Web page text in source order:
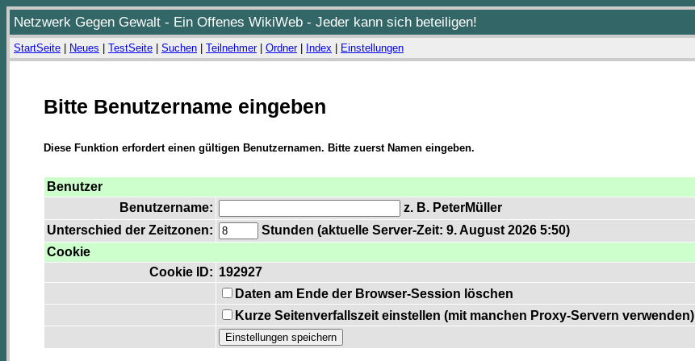
Netzwerk Gegen Gewalt - Ein Offenes WikiWeb - Jeder kann sich beteiligen!
StartSeite Neues TestSeite Suchen Teilnehmer| Ordner| Index Einstellungen
Bitte Benutzername eingeben
Diese Funktion erfordert einen gültigen Benutzernamen. Bitte zuerst Namen eingeben.
Benutzer
Benutzername:
z. B. PeterMüller
Unterschied der Zeitzonen:
Stunden (aktuelle Server-Zeit: 9. August 2026 5:50)
Cookie
Cookie ID: 192927
Daten am Ende der Browser-Session löschen
Kurze Seitenverfallszeit einstellen (mit manchen Proxy-Servern verwenden)